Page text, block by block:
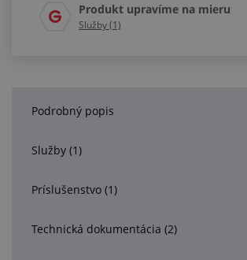
Produkt upravíme na mieru
Služby (1)
Podrobný popis
Služby (1)
Príslušenstvo (1)
Technická dokumentácia (2)